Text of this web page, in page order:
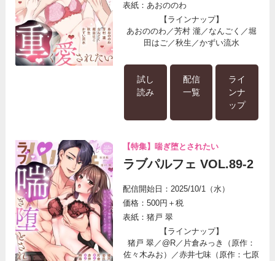
表紙：あおののわ
【ラインナップ】
あおののわ／芳村 瀧／なんごく／堀
田はご／秋生／かずい流水
試し
読み
配信
一覧
ライ
ンナ
ップ
【特集】喘ぎ堕とされたい
ラブパルフェ VOL.89-2
配信開始日：2025/10/1（水）
価格：500円＋税
表紙：猪戸 翠
【ラインナップ】
猪戸 翠／@R／片倉みっき（原作：
佐々木みお）／赤井七味（原作：七原